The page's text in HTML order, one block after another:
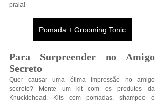
praia!
Pomada + Grooming Tonic
Para Surpreender no Amigo
Secreto
Quer causar uma ótima impressão no amigo
secreto? Monte um kit com os produtos da
Knucklehead. Kits com pomadas, shampoo e